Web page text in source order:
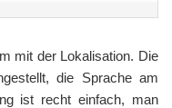
mit der Lokalisation. Die
die Sprache am
ist recht einfach, man